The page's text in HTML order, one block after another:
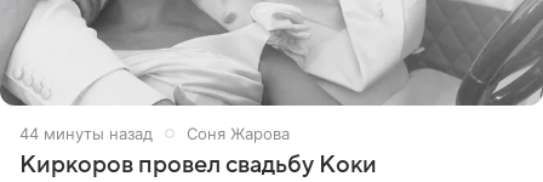
44 минуты назад Соня Жарова
Киркоров провел свадьбу Коки